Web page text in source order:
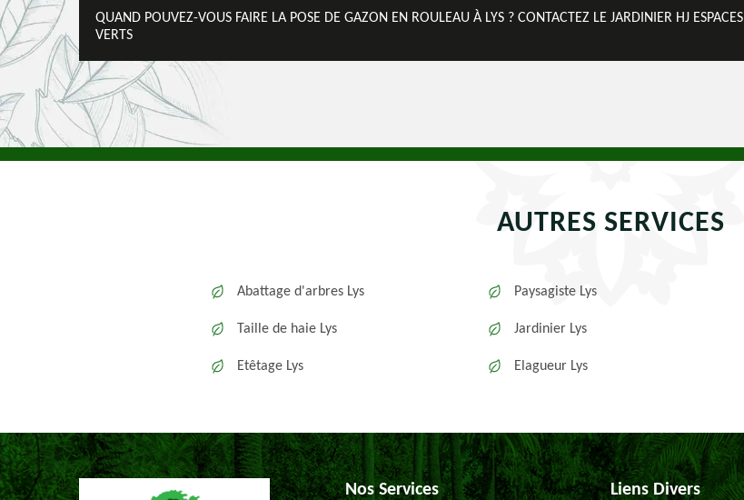
QUAND POUVEZ-VOUS FAIRE LA POSE DE GAZON EN ROULEAU À LYS ? CONTACTEZ LE JARDINIER HJ ESPACES
VERTS
AUTRES SERVICES
Abattage d'arbres Lys
Taille de haie Lys
Etêtage Lys
Paysagiste Lys
Jardinier Lys
Elagueur Lys
Nos Services Liens Divers